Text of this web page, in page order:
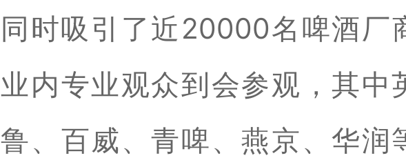
同时吸引了近20000名啤酒厂
业内专业观众到会参观，其中
鲁、百威、青啤、燕京、华润